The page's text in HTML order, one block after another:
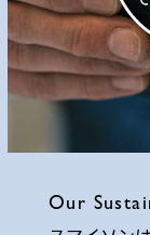
Our